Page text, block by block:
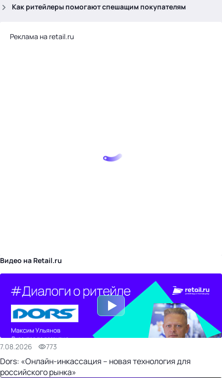
Как ритейлеры помогают спешащим покупателям
Реклама на retail.ru
Видео на Retail.ru
7.08.2026 773
Dors: «Онлайн-инкассация – новая технология для
российского рынка»